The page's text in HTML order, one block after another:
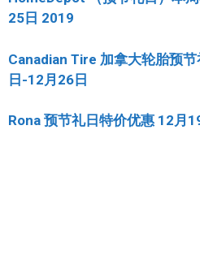
25日 2019
Canadian Tire 加拿大轮胎预
日-12月26日
Rona 预节礼日特价优惠 12月